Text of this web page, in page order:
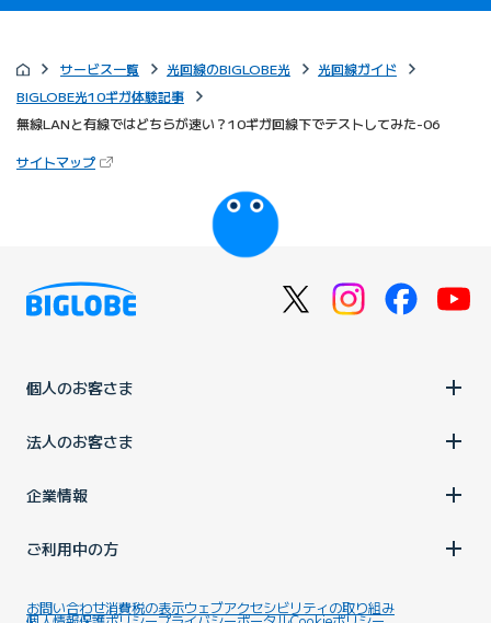
サービス一覧 光回線のBIGLOBE光
光回線ガイド
BIGLOBE光10ギガ体験記事
無線LANと有線ではどちらが速い？10ギガ回線下でテストしてみた-06
サイトマップ（新しいタブで開きます）
びっぷるのページ
個人のお客さま
法人のお客さま
企業情報
ご利用中の方
お問い合わせ消費税の表示ウェブアクセシビリティの取り組み